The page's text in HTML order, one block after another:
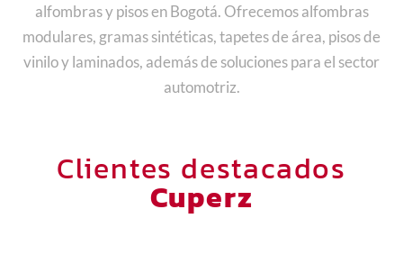
alfombras y pisos en Bogotá. Ofrecemos alfombras
modulares, gramas sintéticas, tapetes de área, pisos de
vinilo y laminados, además de soluciones para el sector
automotriz.
Clientes destacados
Cuperz